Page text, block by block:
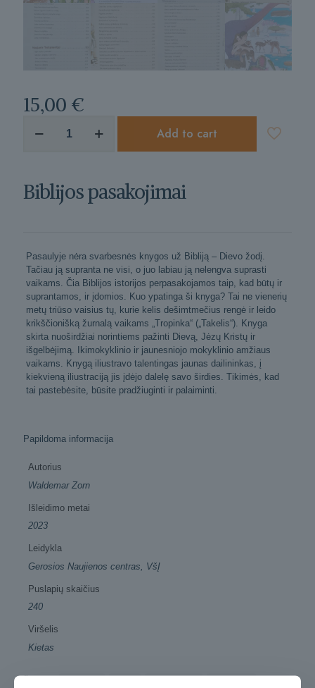
15,00 €
kiekis:
Add to cart
Biblijos pasakojimai
Pasaulyje nėra svarbesnės knygos už Bibliją – Dievo žodį.
Tačiau ją supranta ne visi, o juo labiau ją nelengva suprasti
vaikams. Čia Biblijos istorijos perpasakojamos taip, kad būtų ir
suprantamos, ir įdomios. Kuo ypatinga ši knyga? Tai ne vienerių
metų triūso vaisius tų, kurie kelis dešimtmečius rengė ir leido
krikščionišką žurnalą vaikams „Tropinka“ („Takelis“). Knyga
skirta nuoširdžiai norintiems pažinti Dievą, Jėzų Kristų ir
išgelbėjimą. Ikimokyklinio ir jaunesniojo mokyklinio amžiaus
vaikams. Knygą iliustravo talentingas jaunas dailininkas, į
kiekvieną iliustraciją jis įdėjo dalelę savo širdies. Tikimės, kad
tai pastebėsite, būsite pradžiuginti ir palaiminti.
Papildoma informacija
Autorius
Waldemar Zorn
Išleidimo metai
2023
Leidykla
Gerosios Naujienos centras, VšĮ
Puslapių skaičius
240
Viršelis
Kietas